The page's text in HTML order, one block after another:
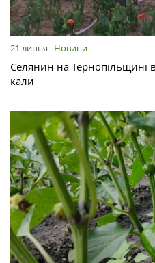
21 липня Новини
Селянин на Тернопільщині
кали